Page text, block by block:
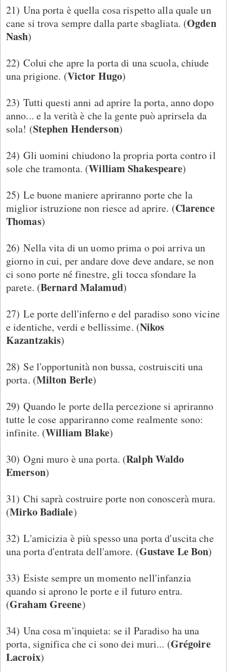
21) Una porta è quella cosa rispetto alla quale un
cane si trova sempre dalla parte sbagliata. (Ogden
Nash)
22) Colui che apre la porta di una scuola, chiude
una prigione. (Victor Hugo)
23) Tutti questi anni ad aprire la porta, anno dopo
anno... e la verità è che la gente può aprirsela da
sola! (Stephen Henderson)
24) Gli uomini chiudono la propria porta contro il
sole che tramonta. (William Shakespeare)
25) Le buone maniere apriranno porte che la
miglior istruzione non riesce ad aprire. (Clarence
Thomas)
26) Nella vita di un uomo prima o poi arriva un
giorno in cui, per andare dove deve andare, se non
ci sono porte né finestre, gli tocca sfondare la
parete. (Bernard Malamud)
27) Le porte dell'inferno e del paradiso sono vicine
e identiche, verdi e bellissime. (Nikos
Kazantzakis)
28) Se l'opportunità non bussa, costruisciti una
porta. (Milton Berle)
29) Quando le porte della percezione si apriranno
tutte le cose appariranno come realmente sono:
infinite. (William Blake)
30) Ogni muro è una porta. (Ralph Waldo
Emerson)
31) Chi saprà costruire porte non conoscerà mura.
(Mirko Badiale)
32) L'amicizia è più spesso una porta d'uscita che
una porta d'entrata dell'amore. (Gustave Le Bon)
33) Esiste sempre un momento nell'infanzia
quando si aprono le porte e il futuro entra.
(Graham Greene)
34) Una cosa m'inquieta: se il Paradiso ha una
porta, significa che ci sono dei muri... (Grégoire
Lacroix)